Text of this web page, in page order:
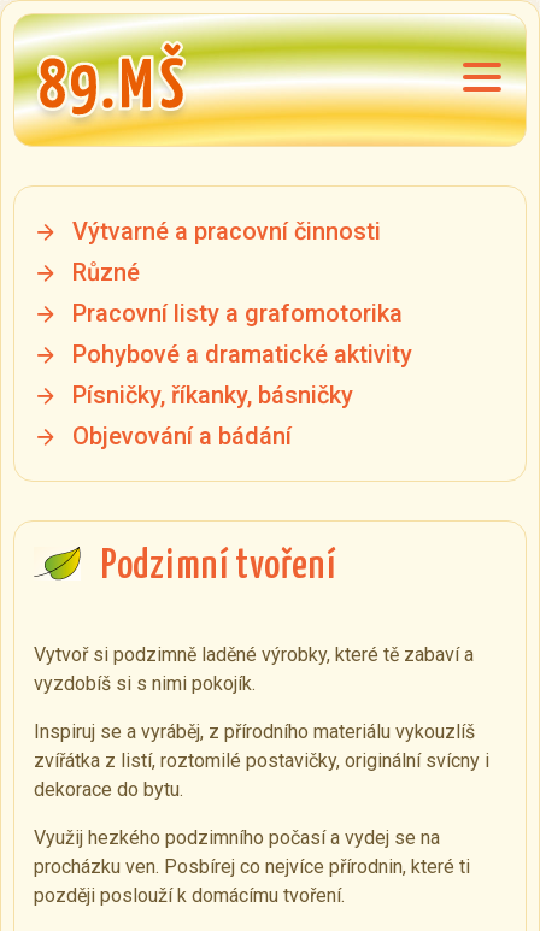
Výtvarné a pracovní činnosti
Různé
Pracovní listy a grafomotorika
Pohybové a dramatické aktivity
Písničky, říkanky, básničky
Objevování a bádání
Podzimní tvoření
Vytvoř si podzimně laděné výrobky, které tě zabaví a
vyzdobíš si s nimi pokojík.
Inspiruj se a vyráběj, z přírodního materiálu vykouzlíš
zvířátka z listí, roztomilé postavičky, originální svícny i
dekorace do bytu.
Využij hezkého podzimního počasí a vydej se na
procházku ven. Posbírej co nejvíce přírodnin, které ti
později poslouží k domácímu tvoření.